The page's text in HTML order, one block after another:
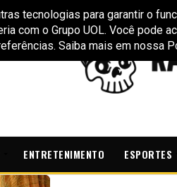
ENTRETENIMENTO ESPORTES